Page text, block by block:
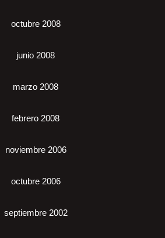
octubre 2008
junio 2008
marzo 2008
febrero 2008
noviembre 2006
octubre 2006
septiembre 2002